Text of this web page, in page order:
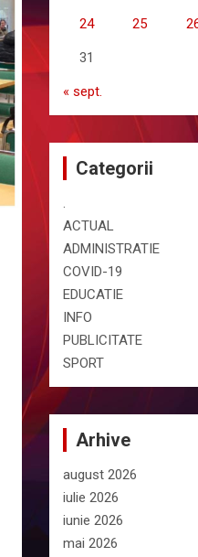
24 25
31
« sept.
Categorii
.
ACTUAL
ADMINISTRATIE
COVID-19
EDUCATIE
INFO
PUBLICITATE
SPORT
Arhive
august 2026
iulie 2026
iunie 2026
mai 2026